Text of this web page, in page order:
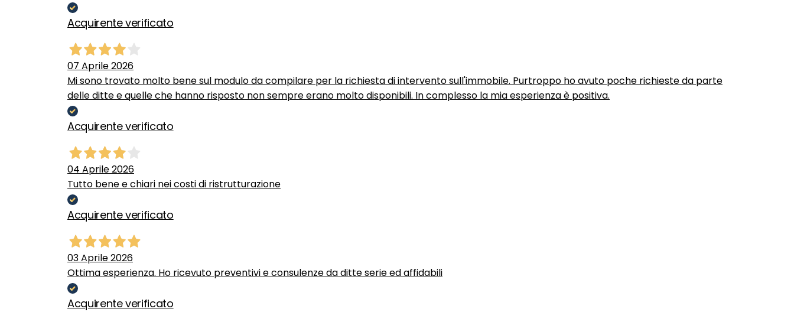
Acquirente verificato
07 Aprile 2026
Mi sono trovato molto bene sul modulo da compilare per la richiesta di intervento sull'immobile. Purtroppo ho avuto poche richieste da parte
delle ditte e quelle che hanno risposto non sempre erano molto disponibili. In complesso la mia esperienza è positiva.
Acquirente verificato
04 Aprile 2026
Tutto bene e chiari nei costi di ristrutturazione
Acquirente verificato
03 Aprile 2026
Ottima esperienza. Ho ricevuto preventivi e consulenze da ditte serie ed affidabili
Acquirente verificato